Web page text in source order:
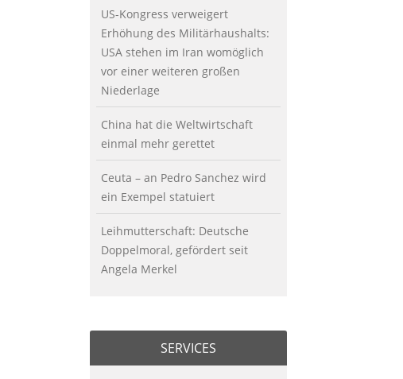
US-Kongress verweigert
Erhöhung des Militärhaushalts:
USA stehen im Iran womöglich
vor einer weiteren großen
Niederlage
China hat die Weltwirtschaft
einmal mehr gerettet
Ceuta – an Pedro Sanchez wird
ein Exempel statuiert
Leihmutterschaft: Deutsche
Doppelmoral, gefördert seit
Angela Merkel
SERVICES